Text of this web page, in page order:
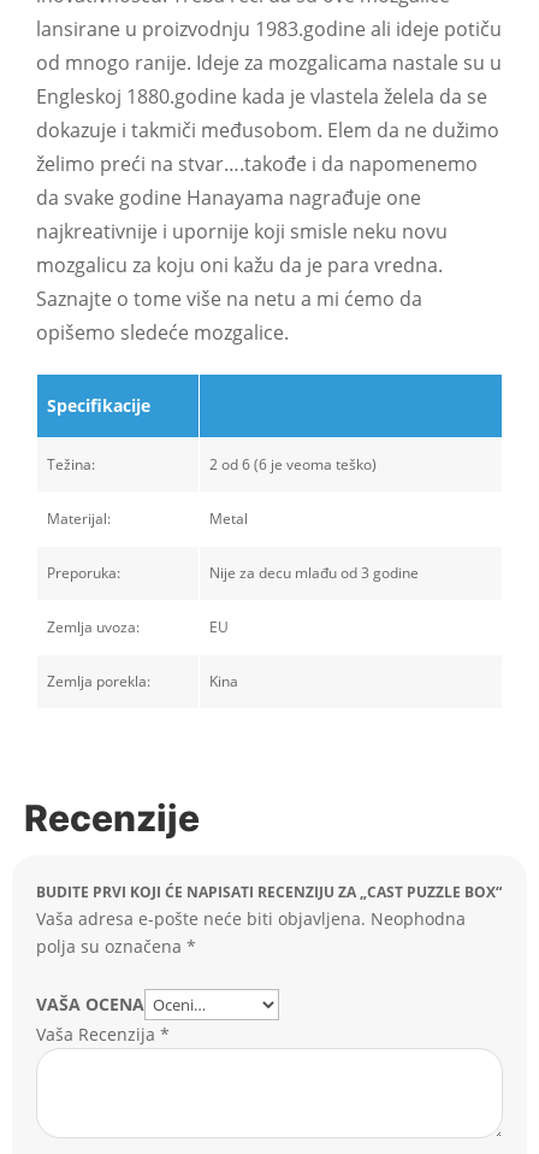
lansirane u proizvodnju 1983.godine ali ideje potiču
od mnogo ranije. Ideje za mozgalicama nastale su u
Engleskoj 1880.godine kada je vlastela želela da se
dokazuje i takmiči međusobom. Elem da ne dužimo
želimo preći na stvar….takođe i da napomenemo
da svake godine Hanayama nagrađuje one
najkreativnije i upornije koji smisle neku novu
mozgalicu za koju oni kažu da je para vredna.
Saznajte o tome više na netu a mi ćemo da
opišemo sledeće mozgalice.
Specifikacije
Težina: 2 od 6 (6 je veoma teško)
Materijal: Metal
Preporuka: Nije za decu mlađu od 3 godine
Zemlja uvoza: EU
Zemlja porekla: Kina
Recenzije
BUDITE PRVI KOJI ĆE NAPISATI RECENZIJU ZA „CAST PUZZLE BOX“
Vaša adresa e-pošte neće biti objavljena. Neophodna
polja su označena *
VAŠA OCENA
Vaša Recenzija *